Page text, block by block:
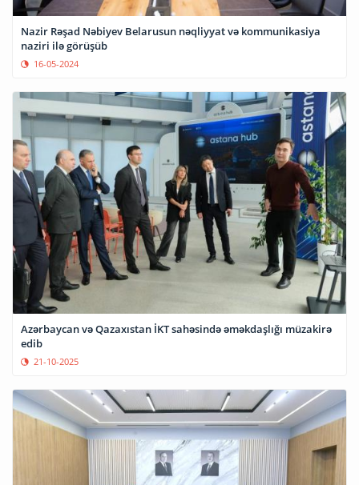
Nazir Rəşad Nəbiyev Belarusun nəqliyyat və kommunikasiya
naziri ilə görüşüb
16-05-2024
Azərbaycan və Qazaxıstan İKT sahəsində əməkdaşlığı müzakirə
edib
21-10-2025